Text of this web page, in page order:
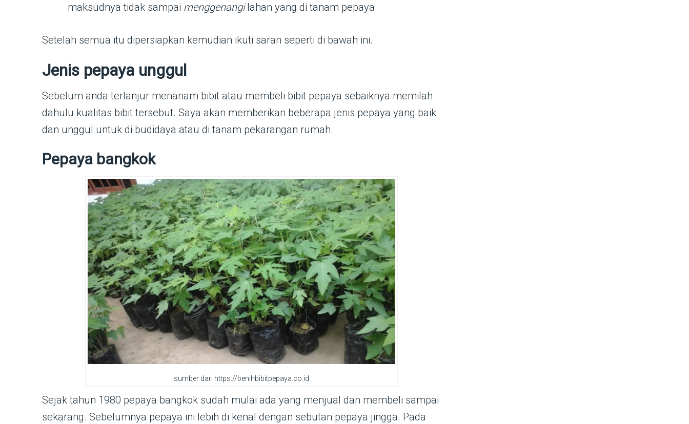
maksudnya tidak sampai menggenangilahan yang di tanam pepaya
Setelah semua itu dipersiapkan kemudian ikuti saran seperti di bawah ini.
Jenis pepaya unggul
Sebelum anda terlanjur menanam bibit atau membeli bibit pepaya sebaiknya memilah
dahulu kualitas bibit tersebut. Saya akan memberikan beberapa jenis pepaya yang baik
dan unggul untuk di budidaya atau di tanam pekarangan rumah.
Pepaya bangkok
sumber dari https://benihbibitpepaya.co.id
Sejak tahun 1980 pepaya bangkok sudah mulai ada yang menjual dan membeli sampai
sekarang. Sebelumnya pepaya ini lebih di kenal dengan sebutan pepaya jingga. Pada